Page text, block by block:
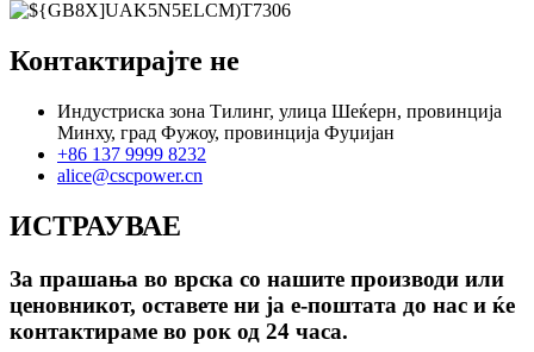
Контактирајте не
Индустриска зона Тилинг, улица Шеќерн, провинција
Минху, град Фужоу, провинција Фуџијан
+86 137 9999 8232
alice@cscpower.cn
ИСТРАУВАЕ
За прашања во врска со нашите производи или
ценовникот, оставете ни ја е-поштата до нас и ќе
контактираме во рок од 24 часа.